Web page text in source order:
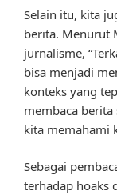
Selain itu, kita
berita. Menurut
jurnalisme,
bisa menjadi
konteks yang
membaca
kita memahami
Sebagai
terhadap hoaks